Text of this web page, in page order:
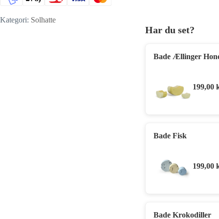
Kategori: Solhatte
Har du set?
Bade Ællinger
199,00
Bade Fisk
199,00
Bade Krokodiller